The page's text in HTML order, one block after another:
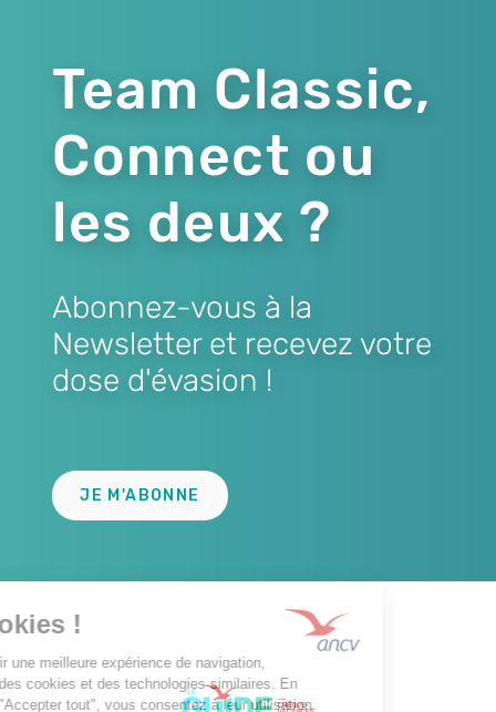
Team Classic,
Connect ou
les deux ?
Abonnez-vous à la
Newsletter et recevez votre
dose d'évasion !
JE M'ABONNE